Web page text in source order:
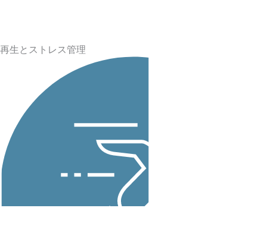
再生とストレス管理